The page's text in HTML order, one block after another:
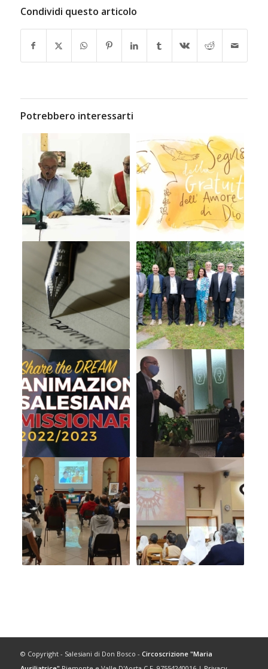
Condividi questo articolo
Potrebbero interessarti
© Copyright - Salesiani di Don Bosco - Circoscrizione "Maria